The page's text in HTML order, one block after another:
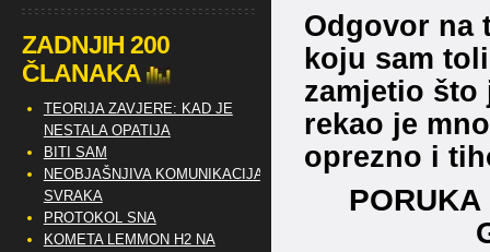
Odgovor na
koju sam
zamjetio što
rekao je
oprezno i
PORUKA
ZADNJIH 200
ČLANAKA
TEORIJA ZAVJERE: KAD JE
NESTALA OPATIJA
BITI SAM
NEOBJAŠNJIVA KOMUNIKACIJA
SVRAKA
PROTOKOL SNA
KOMETA LEMMON H2 NA